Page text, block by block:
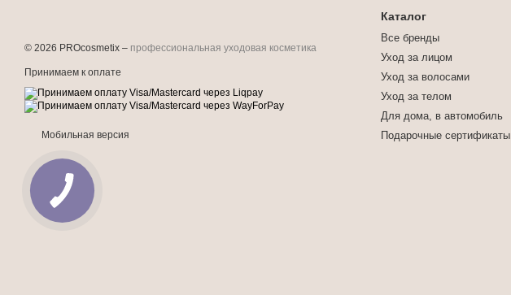
© 2026 PROcosmetix – профессиональная уходовая косметика
Принимаем к оплате
Мобильная версия
Каталог
Все бренды
Уход за лицом
Уход за волосами
Уход за телом
Для дома, в автомобиль
Подарочные сертификаты